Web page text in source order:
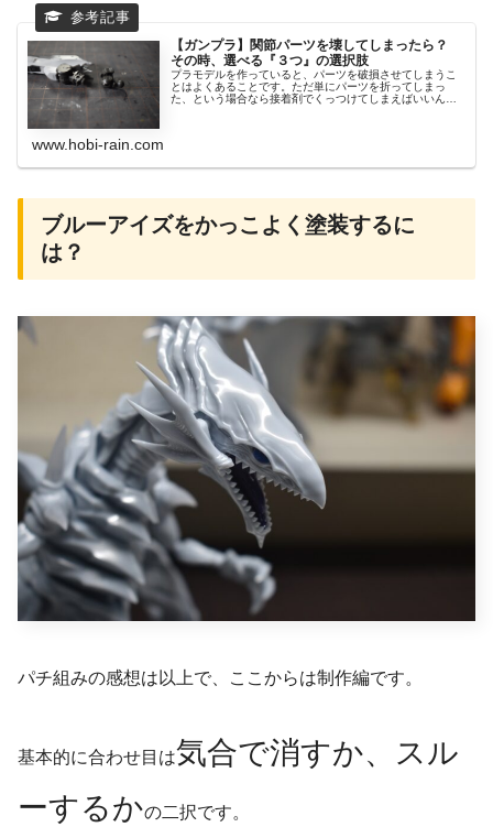
【ガンプラ】関節パーツを壊してしまったら？
その時、選べる『３つ』の選択肢
プラモデルを作っていると、パーツを破損させてしまうこ
とはよくあることです。ただ単にパーツを折ってしまっ
た、という場合なら接着剤でくっつけてしまえばいいんで
www.hobi-rain.com
ブルーアイズをかっこよく塗装するに
は？
パチ組みの感想は以上で、ここからは制作編です。
基本的に合わせ目は気合で消すか、スル
ーするかの二択です。